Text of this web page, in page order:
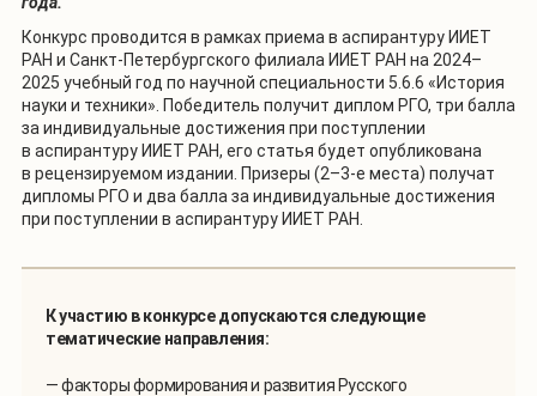
Конкурс проводится в рамках приема в аспирантуру ИИЕТ
РАН и Санкт-Петербургского филиала ИИЕТ РАН на 2024–
2025 учебный год по научной специальности 5.6.6 «История
науки и техники». Победитель получит диплом РГО, три балла
за индивидуальные достижения при поступлении
в аспирантуру ИИЕТ РАН, его статья будет опубликована
в рецензируемом издании. Призеры (2–3-е места) получат
дипломы РГО и два балла за индивидуальные достижения
при поступлении в аспирантуру ИИЕТ РАН.
К участию в конкурсе допускаются следующие
тематические направления:
— факторы формирования и развития Русского